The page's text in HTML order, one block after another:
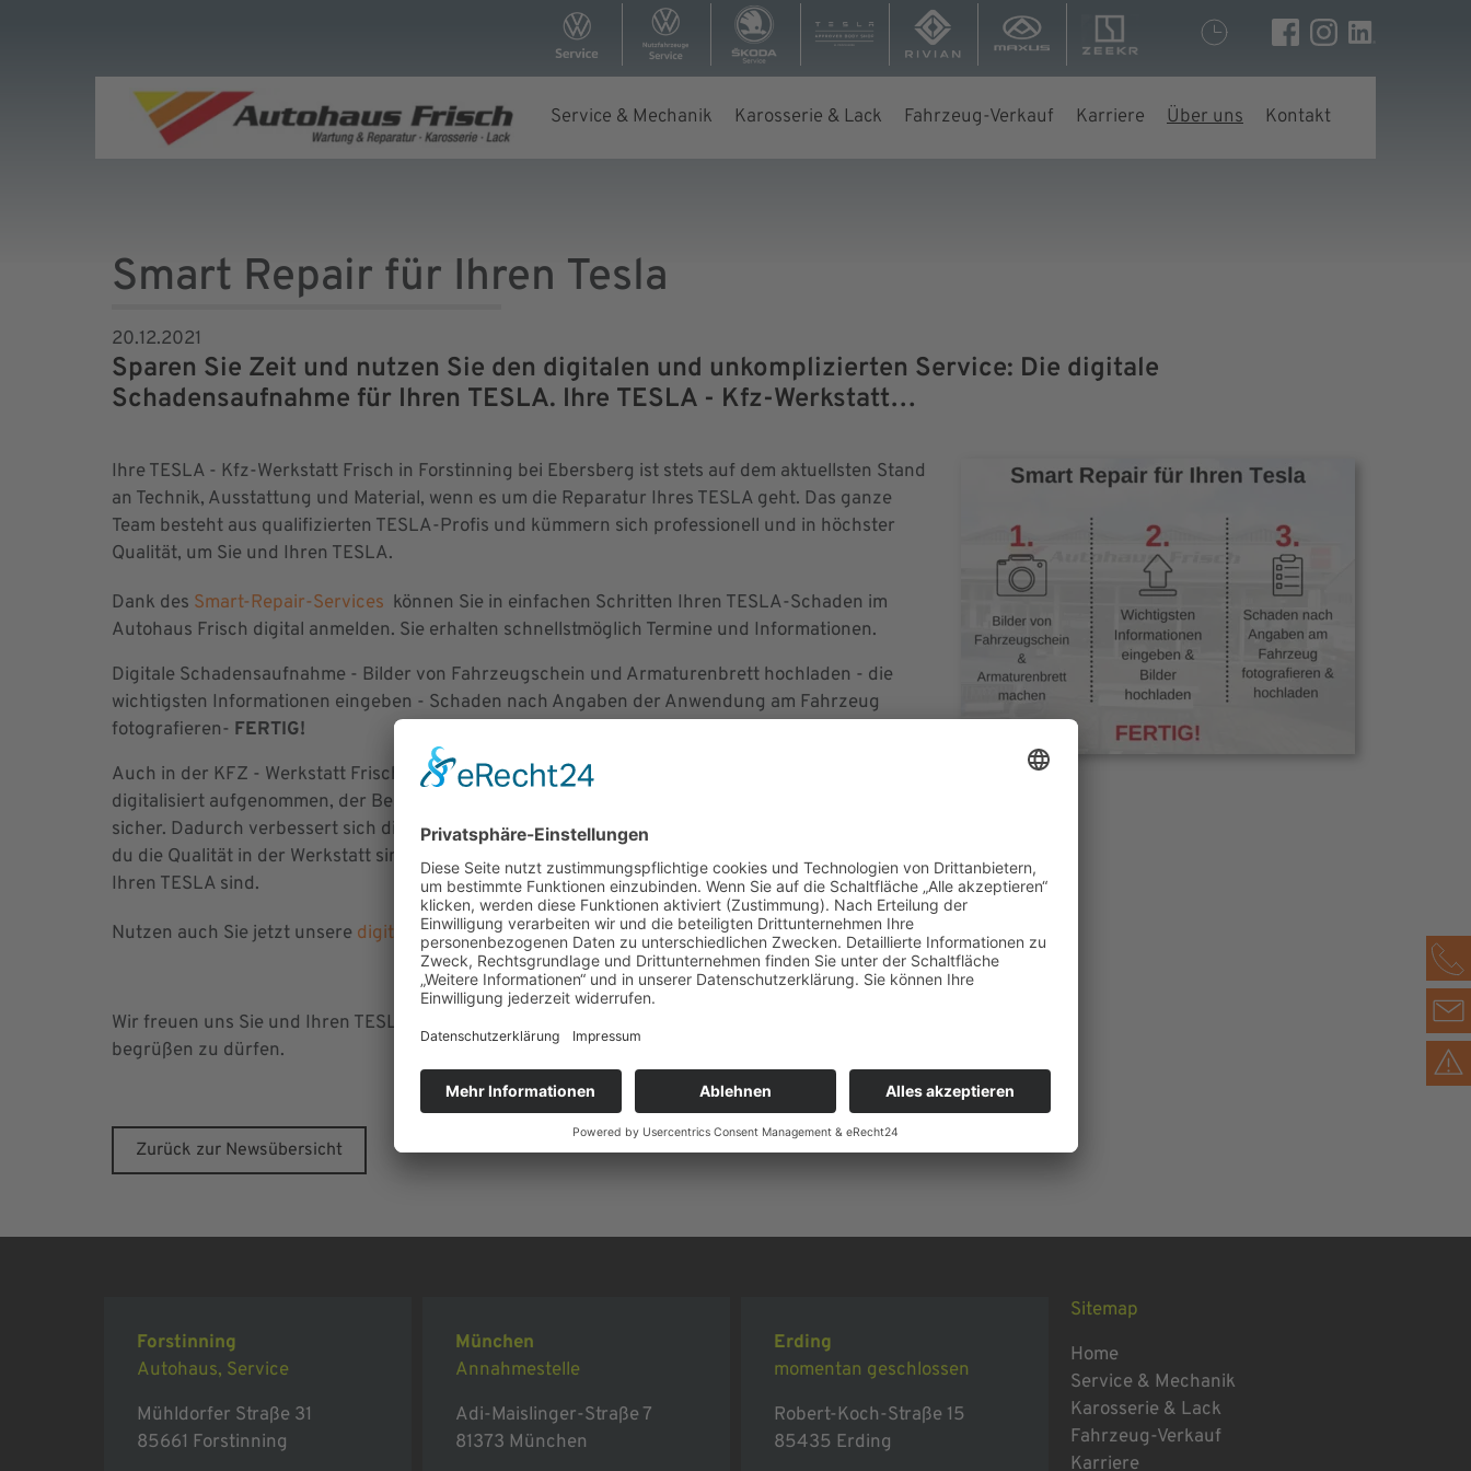
Service & Mechanik Karosserie & Lack Fahrzeug-Verkauf Karriere Über uns Kontakt
Smart Repair für Ihren Tesla
20.12.2021
Sparen Sie Zeit und nutzen Sie den digitalen und unkomplizierten Service: Die digitale
Schadensaufnahme für Ihren TESLA. Ihre TESLA - Kfz-Werkstatt…
Ihre TESLA - Kfz-Werkstatt Frisch in Forstinning bei Ebersberg ist stets auf dem aktuellsten Stand
an Technik, Ausstattung und Material, wenn es um die Reparatur Ihres TESLA geht. Das ganze
Team besteht aus qualifizierten TESLA-Profis und kümmern sich professionell und in höchster
Qualität, um Sie und Ihren TESLA.
Dank des Smart-Repair-Services können Sie in einfachen Schritten Ihren TESLA-Schaden im
Autohaus Frisch digital anmelden. Sie erhalten schnellstmöglich Termine und Informationen.
Digitale Schadensaufnahme - Bilder von Fahrzeugschein und Armaturenbrett hochladen - die
wichtigsten Informationen eingeben - Schaden nach Angaben der Anwendung am Fahrzeug
fotografieren- FERTIG!
Auch in der KFZ - Werkstatt Frisch wir weitestgehend digital gearbeitet. Schäden werden immer
digitalisiert aufgenommen, der Bearbeitungs- und Fertigstellungsprozess ist so transparent du
sicher. Dadurch verbessert sich die Qualität und die Bearbeitungszeit. Der beste Informationsfluss
du die Qualität in der Werkstatt sind für uns oberstes Gebot, weil wir die Nummer 1 für Sie und
Ihren TESLA sind.
Nutzen auch Sie jetzt unsere digitale Schadensaufnahmean Ihrem Tesla
Wir freuen uns Sie und Ihren TESLA bald in unserem Autohaus Frisch in Forstinning bei München
begrüßen zu dürfen.
Zurück zur Newsübersicht
Forstinning
Autohaus, Service
Mühldorfer Straße 31
85661 Forstinning
München
Annahmestelle
Adi-Maislinger-Straße 7
81373 München
Erding
momentan geschlossen
Robert-Koch-Straße 15
85435 Erding
Sitemap
Home
Service & Mechanik
Karosserie & Lack
Fahrzeug-Verkauf
Karriere